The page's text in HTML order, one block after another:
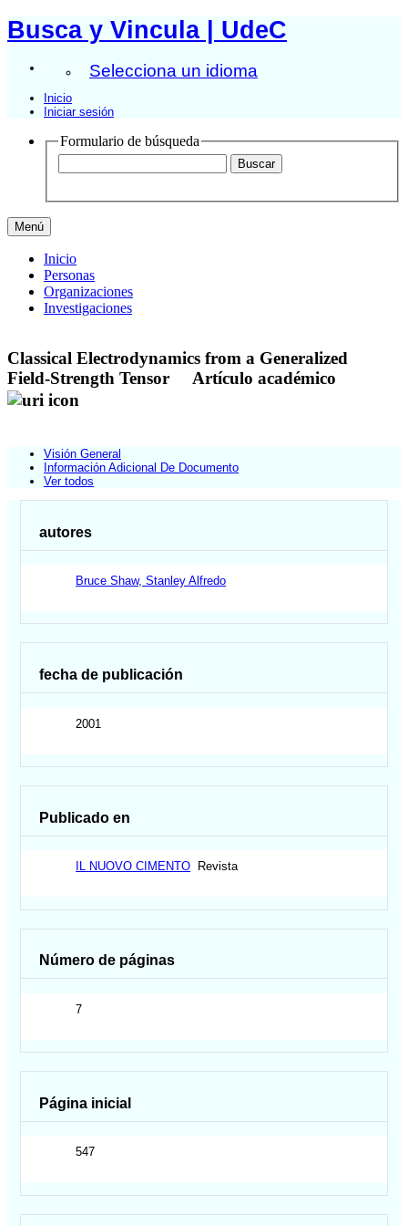
Busca y Vincula | UdeC
Selecciona un idioma
Inicio
Iniciar sesión
Formulario de búsqueda
Menú
Inicio
Personas
Organizaciones
Investigaciones
Classical Electrodynamics from a Generalized
Field-Strength Tensor
Artículo académico
Visión General
Información Adicional De Documento
Ver todos
autores
Bruce Shaw, Stanley Alfredo
fecha de publicación
2001
Publicado en
IL NUOVO CIMENTO Revista
Número de páginas
7
Página inicial
547